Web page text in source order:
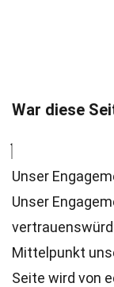
War diese
Unser
Unser
Mittelpunkt
Seite wird von